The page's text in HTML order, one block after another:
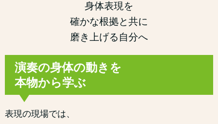
身体表現を
確かな根拠と共に
磨き上げる自分へ
演奏の身体の動きを
本物から学ぶ
表現の現場では、